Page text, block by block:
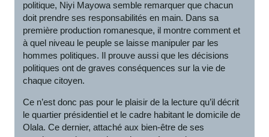
politique, Niyi Mayowa semble remarquer que chacun
doit prendre ses responsabilités en main. Dans sa
première production romanesque, il montre comment et
à quel niveau le peuple se laisse manipuler par les
hommes politiques. Il prouve aussi que les décisions
politiques ont de graves conséquences sur la vie de
chaque citoyen.
Ce n’est donc pas pour le plaisir de la lecture qu’il décrit
le quartier présidentiel et le cadre habitant le domicile de
Olala. Ce dernier, attaché aux bien-être de ses